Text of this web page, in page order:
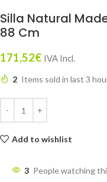
Silla Natural
88 Cm
171,52€ IVA Incl.
2 Items sold in last 3
Add to wishlist
3 People watching